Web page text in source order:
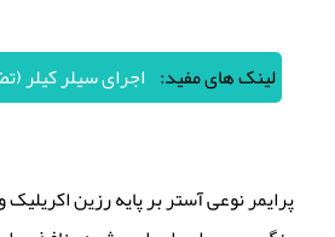
لینک های مفید: اجرای سیلر کیلر
پرایمر نوعی آستر بر پایه رزین